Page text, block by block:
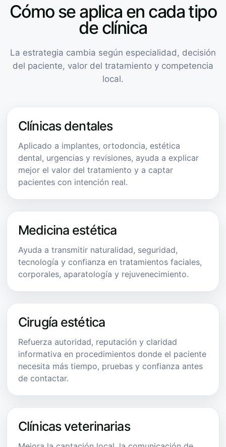
Cómo se aplica en cada tipo
de clínica
La estrategia cambia según especialidad, decisión
del paciente, valor del tratamiento y competencia
local.
Clínicas dentales
Aplicado a implantes, ortodoncia, estética
dental, urgencias y revisiones, ayuda a explicar
mejor el valor del tratamiento y a captar
pacientes con intención real.
Medicina estética
Ayuda a transmitir naturalidad, seguridad,
tecnología y confianza en tratamientos faciales,
corporales, aparatología y rejuvenecimiento.
Cirugía estética
Refuerza autoridad, reputación y claridad
informativa en procedimientos donde el paciente
necesita más tiempo, pruebas y confianza antes
de contactar.
Clínicas veterinarias